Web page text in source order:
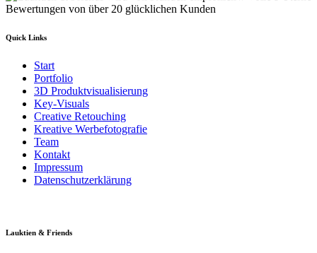
Quick Links
Start
Portfolio
3D Produktvisualisierung
Key-Visuals
Creative Retouching
Kreative Werbefotografie
Team
Kontakt
Impressum
Datenschutzerklärung
Lauktien & Friends